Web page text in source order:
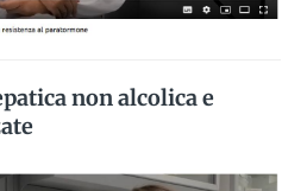
non alcolica e